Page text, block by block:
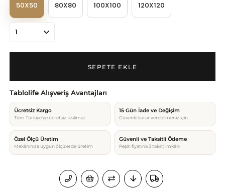
50X50 80X80 100X100 120X120
Tablolife Alışveriş Avantajları
Ücretsiz Kargo
Tüm Türkiye’ye ücretsiz teslimat
15 Gün İade ve Değişim
Güvenle karar verebilmeniz için
Özel Ölçü Üretim
Mekânınıza uygun ölçülerde üretim
Güvenli ve Taksitli Ödeme
Peşin fiyatına 3 taksit imkânı